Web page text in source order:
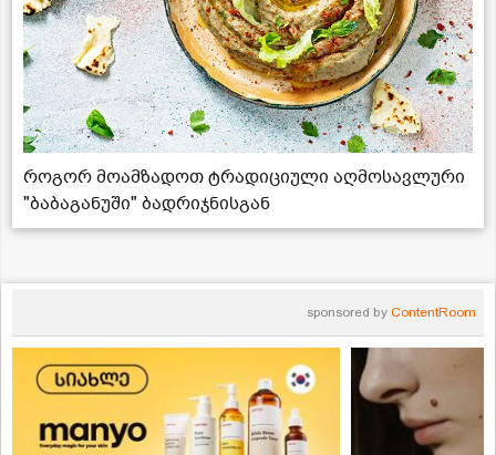
როგორ მოამზადოთ ტრადიციული აღმოსავლური
"ბაბაგანუში" ბადრიჯნისგან
sponsored by ContentRoom